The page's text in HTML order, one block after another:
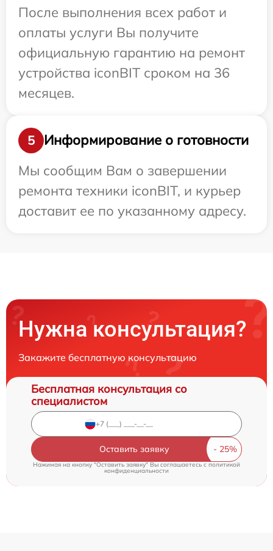
После выполнения всех работ и
оплаты услуги Вы получите
официальную гарантию на ремонт
устройства iconBIT сроком на 36
месяцев.
5
Информирование о готовности
Мы сообщим Вам о завершении
ремонта техники iconBIT, и курьер
доставит ее по указанному адресу.
Нужна консультация?
Закажите бесплатную консультацию
Бесплатная консультация со
специалистом
Оставить заявку
Нажимая на кнопку "Оставить заявку" Вы соглашаетесь cполитикой
конфиденциальности